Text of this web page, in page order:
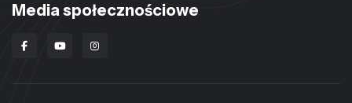
Media społecznościowe